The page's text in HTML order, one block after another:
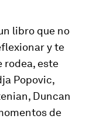
libro que no
y te
rodea, este
Popovic,
Duncan
de